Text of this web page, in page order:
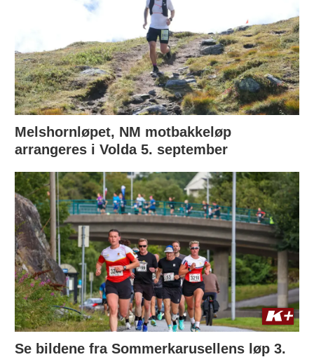
Melshornløpet, NM motbakkeløp
arrangeres i Volda 5. september
Se bildene fra Sommerkarusellens løp 3.